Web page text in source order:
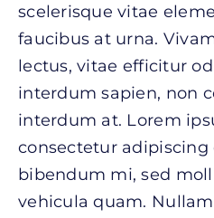
scelerisque vitae
faucibus at urna.
lectus, vitae efficitur
interdum sapien, non
interdum at. Lorem
consectetur
bibendum mi, sed
vehicula quam.